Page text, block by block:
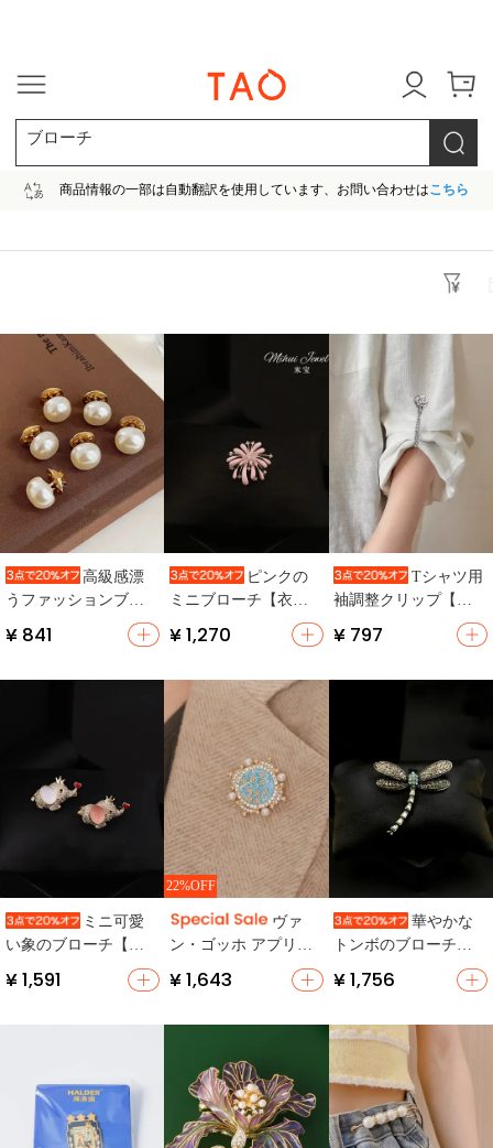
ブローチ
商品情報の一部は自動翻訳を使用しています、お問い合わせはこちら
高級感漂
うファッションブロ
式・襟元用・防止ク
¥ 841
ピンクの
ミニブローチ【衣服
の襟固定用・ポイン
ト装飾】
¥ 1,270
Tシャツ用
袖調整クリップ【滑
り止め・マグネット
留め具・ウエスト調
¥ 797
ミニ可愛
い象のブローチ【カ
ジュアル・衣類アク
セサリー】
¥ 1,591
22%OFF
ヴァ
ン・ゴッホ アプリコ
ットブロッサム ブロ
ーチ【フランス風・
¥ 1,643
華やかな
トンボのブローチ
ト・セーター用・洗
¥ 1,756